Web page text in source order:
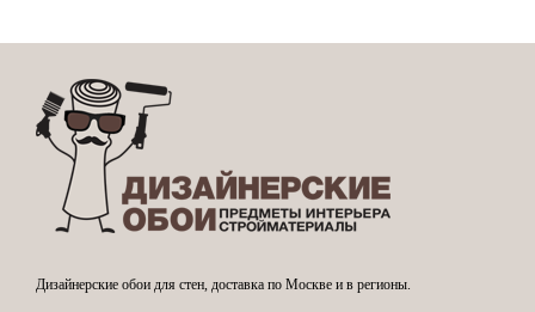
Дизайнерские обои для стен, доставка по Москве и в регионы.